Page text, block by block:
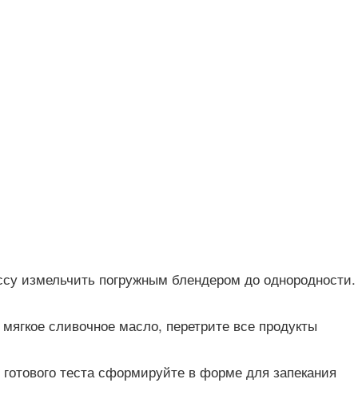
измельчить погружным блендером до однородности.
сливочное масло, перетрите все продукты
теста сформируйте в форме для запекания